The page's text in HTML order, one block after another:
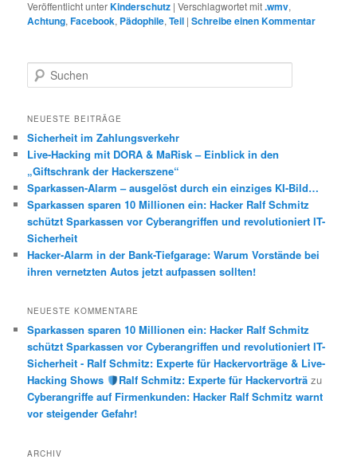
Veröffentlicht unterKinderschutz |Verschlagwortet mit.wmv,
Achtung,Facebook, Pädophile,Teil |Schreibe einen Kommentar
u
h
n
NEUESTE BEITRÄGE
Sicherheit im Zahlungsverkehr
Live-Hacking mit DORA & MaRisk – Einblick in den
„Giftschrank der Hackerszene“
Sparkassen-Alarm – ausgelöst durch ein einziges KI-Bild…
Sparkassen sparen 10 Millionen ein: Hacker Ralf Schmitz
schützt Sparkassen vor Cyberangriffen und revolutioniert IT-
Sicherheit
Hacker-Alarm in der Bank-Tiefgarage: Warum Vorstände bei
ihren vernetzten Autos jetzt aufpassen sollten!
NEUESTE KOMMENTARE
Sparkassen sparen 10 Millionen ein: Hacker Ralf Schmitz
schützt Sparkassen vor Cyberangriffen und revolutioniert IT-
Sicherheit - Ralf Schmitz: Experte für Hackervorträge & Live-
Hacking Shows
Ralf Schmitz: Experte für Hackervorträzu
Cyberangriffe auf Firmenkunden: Hacker Ralf Schmitz warnt
vor steigender Gefahr!
ARCHIV